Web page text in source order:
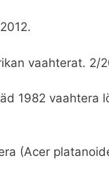
vaahterat. 2/
1982 vaahtera
(Acer